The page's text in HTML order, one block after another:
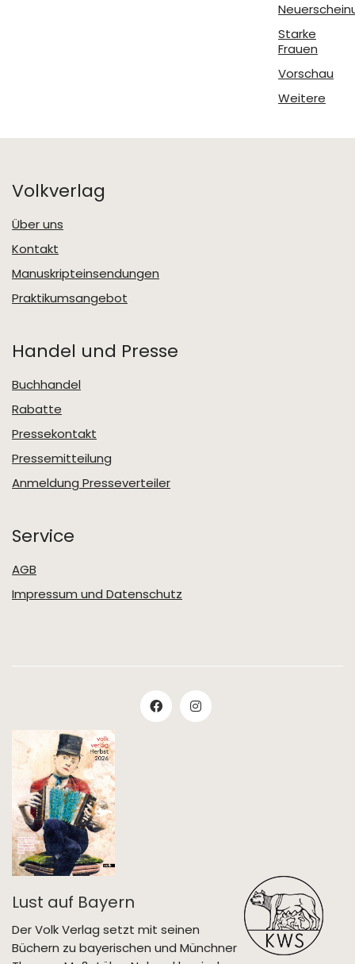
Starke
Frauen
Vorschau
Weitere
Volkverlag
Über uns
Kontakt
Manuskripteinsendungen
Praktikumsangebot
Handel und Presse
Buchhandel
Rabatte
Pressekontakt
Pressemitteilung
Anmeldung Presseverteiler
Service
AGB
Impressum und Datenschutz
Lust auf Bayern
Der Volk Verlag setzt mit seinen
Büchern zu bayerischen und Münchner